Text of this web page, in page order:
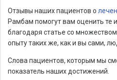
Отзывы наших пациентов о
Рамбам помогут вам оценить те
благодаря статье со
опыту таких же, как и вы сами,
Слова пациентов, которым мы
показатель наших достижений.